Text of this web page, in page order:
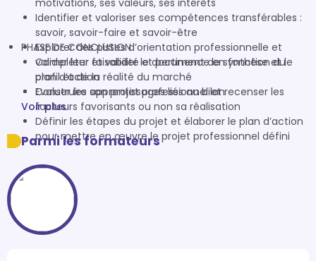
motivations, ses valeurs, ses intérêts
Identifier et valoriser ses compétences transférables :
savoir, savoir-faire et savoir-être
Explorer des pistes d’orientation professionnelle et
valider leur faisabilité et pertinence en fonction du
profil et de la réalité du marché
Construire son projet professionnel et recenser les
facteurs favorisants ou non sa réalisation
Définir les étapes du projet et élaborer le plan d’action
pour mettre en œuvre le projet professionnel défini
PHASE DE CONCLUSION
Compléter et valider le document de synthèse et le
plan d’action
Evaluer les apprentissages liés au bilan
Voir plus
Parmi les formateurs